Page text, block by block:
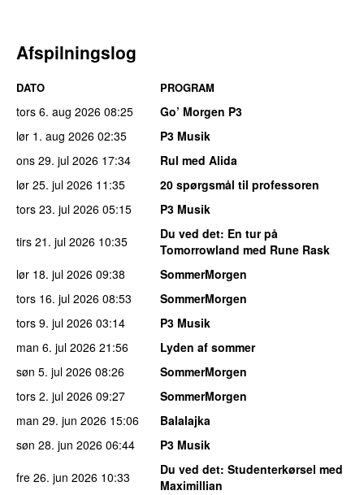
Afspilningslog
DATO PROGRAM
tors 6. aug 2026 08:25
Go’ Morgen P3
lør 1. aug 2026 02:35
P3 Musik
ons 29. jul 2026 17:34
Rul med Alida
lør 25. jul 2026 11:35
20 spørgsmål til professoren
tors 23. jul 2026 05:15
P3 Musik
tirs 21. jul 2026 10:35 Du ved det: En tur på
Tomorrowland med Rune Rask
lør 18. jul 2026 09:38
SommerMorgen
tors 16. jul 2026 08:53
SommerMorgen
tors 9. jul 2026 03:14
P3 Musik
man 6. jul 2026 21:56
Lyden af sommer
søn 5. jul 2026 08:26
SommerMorgen
tors 2. jul 2026 09:27
SommerMorgen
man 29. jun 2026 15:06
Balalajka
søn 28. jun 2026 06:44
P3 Musik
fre 26. jun 2026 10:33 Du ved det: Studenterkørsel med
Maximillian